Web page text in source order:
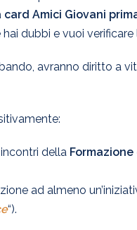
Amici Giovani
dubbi e vuoi
avranno diritto a
incontri della
ad almeno
“).